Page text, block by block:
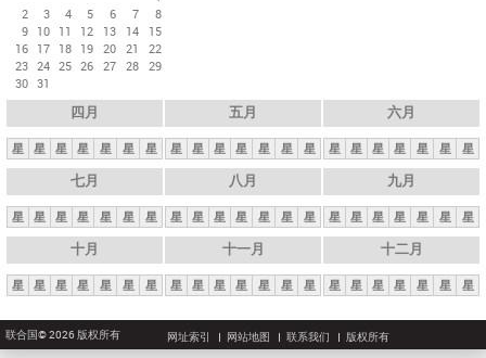
2
3 4 5 6 7
8
9 10 11 12 13 14
15
16 17 18 19 20 21
22
23 24 25 26 27 28 29
30 31
四月
星 星 星 星 星 星 星
五月
星 星 星 星 星 星 星
六月
星 星 星 星 星 星 星
七月
星 星 星 星 星 星 星
八月
星 星 星 星 星 星 星
九月
星 星 星 星 星 星 星
十月
星 星 星 星 星 星 星
十一月
星 星 星 星 星 星 星
十二月
星 星 星 星 星 星 星
联合国© 2026 版权所有 网址索引 网站地图 联系我们 版权所有